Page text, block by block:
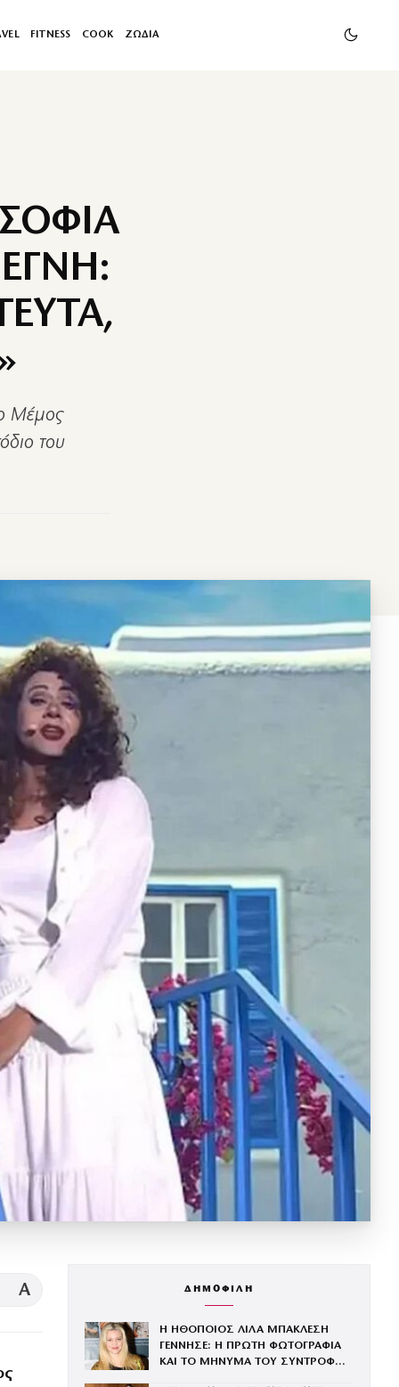
FITNESS COOK ΖΩΔΙΑ
Μέμος
του
A ΔΗΜΟΦΙΛΗ
Η ΗΘΟΠΟΙΟΣ ΛΙΛΑ ΜΠΑΚΛΕΣΗ
ΓΕΝΝΗΣΕ: Η ΠΡΩΤΗ ΦΩΤΟΓΡΑΦΙΑ
ΚΑΙ ΤΟ ΜΗΝΥΜΑ ΤΟΥ ΣΥΝΤΡΟΦΟΥ